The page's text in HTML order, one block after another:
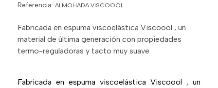
Referencia: ALMOHADA ViSCOOOL
Fabricada en espuma viscoelástica Viscoool , un
material de última generación con propiedades
termo-reguladoras y tacto muy suave.
Fabricada en espuma viscoelástica Viscoool , un